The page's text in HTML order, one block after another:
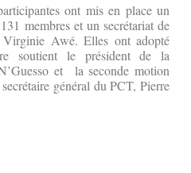
ont mis en place un
membres et un secrétariat de
Awé. Elles ont adopté
soutient le président de la
et la seconde motion
général du PCT, Pierre